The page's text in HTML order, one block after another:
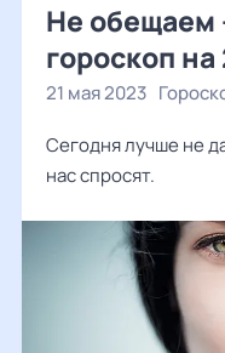
Не
гороскоп
21 мая 2023
Сегодня лучше не
нас спросят.